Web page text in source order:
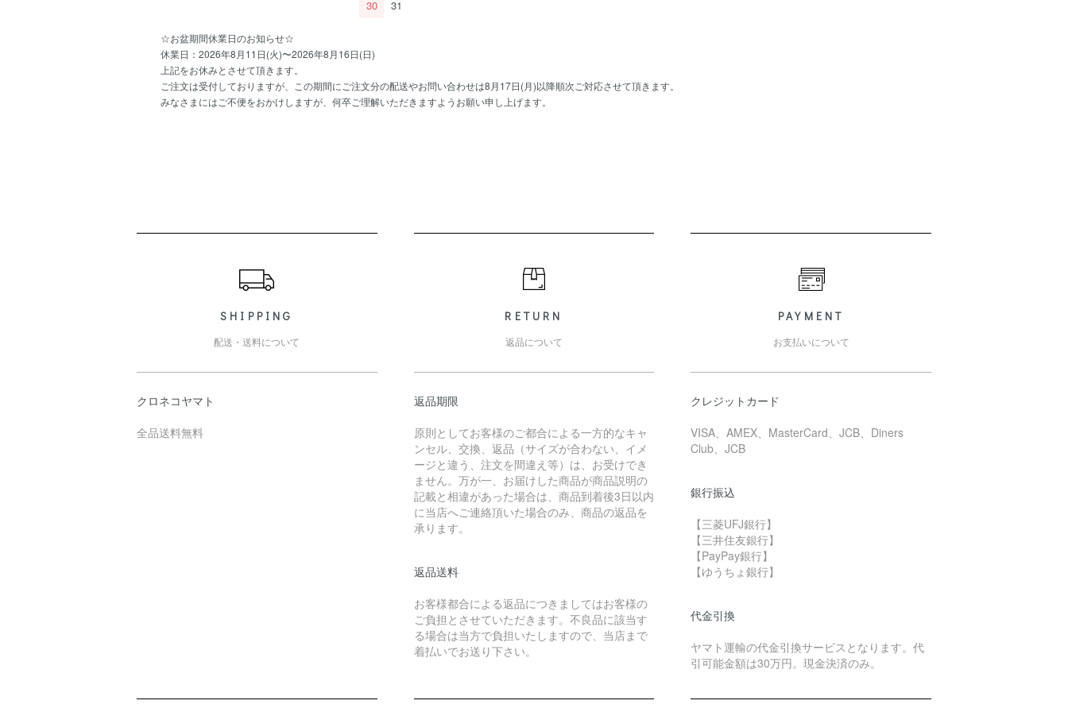
30
31
☆お盆期間休業日のお知らせ☆
休業日：2026年8月11日(火)〜2026年8月16日(日)
上記をお休みとさせて頂きます。
ご注文は受付しておりますが、この期間にご注文分の配送やお問い合わせは8月17日(月)以降順次ご対応させて頂きます。
みなさまにはご不便をおかけしますが、何卒ご理解いただきますようお願い申し上げます。
SHIPPING
配送・送料について
クロネコヤマト
全品送料無料
RETURN
返品について
返品期限
原則としてお客様のご都合による一方的なキャ
ンセル、交換、返品（サイズが合わない、イメ
ージと違う、注文を間違え等）は、お受けでき
ません。万が一、お届けした商品が商品説明の
記載と相違があった場合は、商品到着後3日以内
に当店へご連絡頂いた場合のみ、商品の返品を
承ります。
返品送料
お客様都合による返品につきましてはお客様の
ご負担とさせていただきます。不良品に該当す
る場合は当方で負担いたしますので、当店まで
着払いでお送り下さい。
PAYMENT
お支払いについて
クレジットカード
VISA、AMEX、MasterCard、JCB、Diners
Club、JCB
銀行振込
【三菱UFJ銀行】
【三井住友銀行】
【PayPay銀行】
【ゆうちょ銀行】
代金引換
ヤマト運輸の代金引換サービスとなります。代
引可能金額は30万円。現金決済のみ。